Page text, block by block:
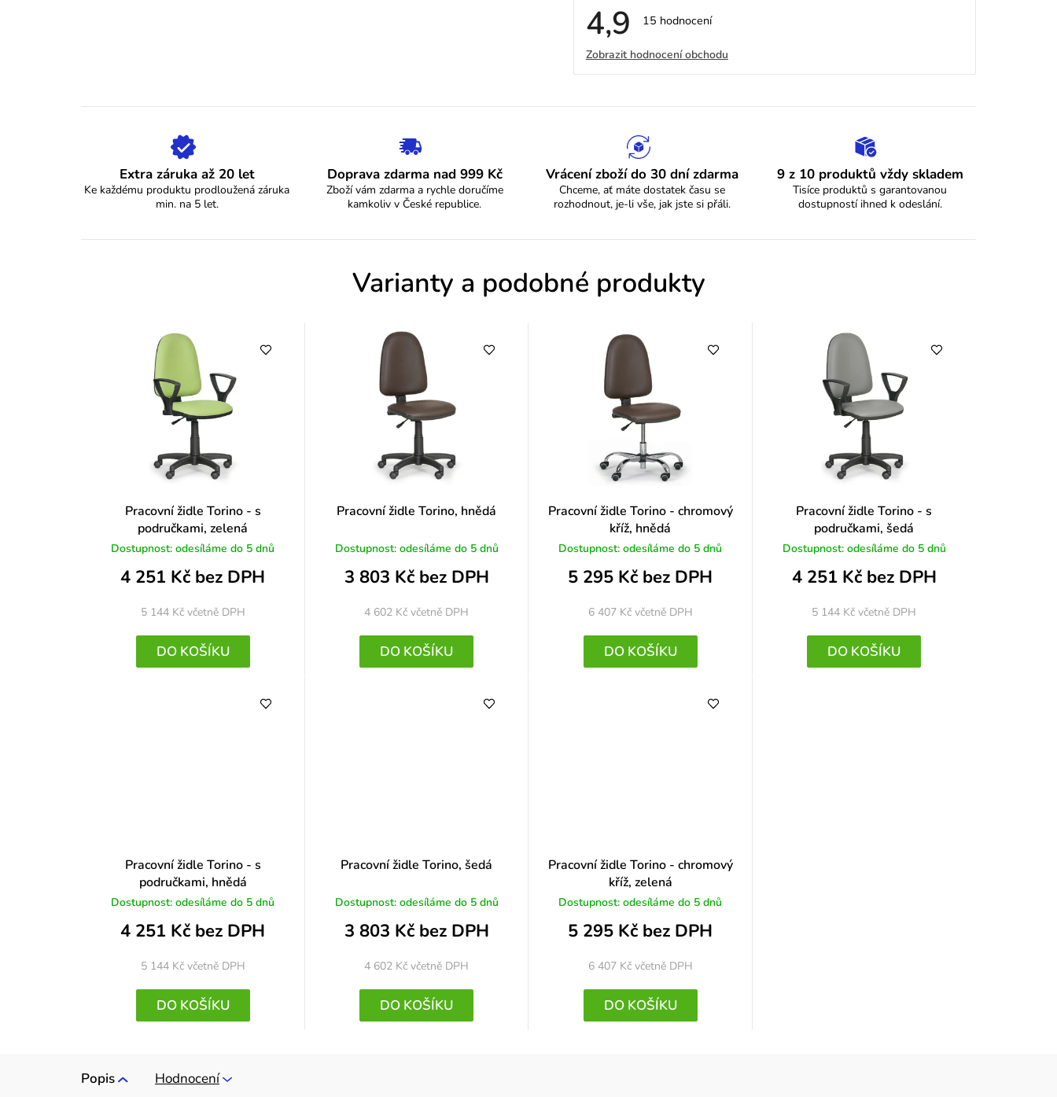
4,9 Průměrné
obchodu
je
4,9
hvězdiček.
15 hodnocení
V
ý
p
s
h
o
d
n
Zobrazit hodnocení obchodu
Extra záruka až 20 let
Ke každému produktu prodloužená záruka
min. na 5 let.
Doprava zdarma nad 999 Kč
Zboží vám zdarma a rychle doručíme
kamkoliv v České republice.
Vrácení zboží do 30 dní zdarma
Chceme, ať máte dostatek času se
rozhodnout, je-li vše, jak jste si přáli.
9 z 10 produktů vždy skladem
Tisíce produktů s garantovanou
dostupností ihned k odeslání.
Varianty a podobné produkty
Pracovní židle Torino - s
područkami, zelená
Dostupnost: odesíláme do 5 dnů
4 251 Kč bez DPH
5 144 Kč včetně DPH
DO KOŠÍKU
Pracovní židle Torino, hnědá
Dostupnost: odesíláme do 5 dnů
3 803 Kč bez DPH
4 602 Kčvčetně DPH
DO KOŠÍKU
Pracovní židle Torino - chromový
kříž, hnědá
Dostupnost: odesíláme do 5 dnů
5 295 Kč bez DPH
6 407 Kč včetně DPH
DO KOŠÍKU
Pracovní židle Torino - s
područkami, šedá
Dostupnost: odesíláme do 5 dnů
4 251 Kč bez DPH
5 144 Kčvčetně DPH
DO KOŠÍKU
Pracovní židle Torino - s
područkami, hnědá
Dostupnost: odesíláme do 5 dnů
4 251 Kč bez DPH
5 144 Kč včetně DPH
DO KOŠÍKU
Pracovní židle Torino, šedá
Dostupnost: odesíláme do 5 dnů
3 803 Kč bez DPH
4 602 Kčvčetně DPH
DO KOŠÍKU
Pracovní židle Torino - chromový
kříž, zelená
Dostupnost: odesíláme do 5 dnů
5 295 Kč bez DPH
6 407 Kč včetně DPH
DO KOŠÍKU
Popis Hodnocení